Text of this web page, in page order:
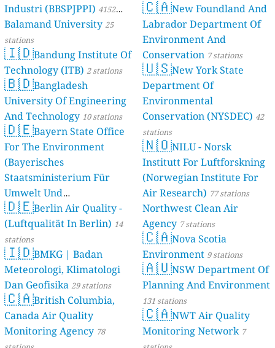
Industri (BBSPJPPI) 4152
stations
Balamand University25
stations
🇮🇩Bandung Institute Of
Technology (ITB) 2 stations
🇧🇩Bangladesh
University Of Engineering
And Technology 10 stations
🇩🇪Bayern State Office
For The Environment
(Bayerisches
Staatsministerium Für
Umwelt Und
Verbraucherschutz) - LfU
46 stations
🇩🇪Berlin Air Quality -
(Luftqualität In Berlin) 14
stations
🇮🇩BMKG | Badan
Meteorologi, Klimatologi
Dan Geofisika 29 stations
🇨🇦British Columbia,
Canada Air Quality
Monitoring Agency 78
🇨🇦New Foundland And
Labrador Department Of
Environment And
Conservation 7 stations
🇺🇸New York State
Department Of
Environmental
Conservation (NYSDEC) 42
stations
🇳🇴NILU - Norsk
Institutt For Luftforskning
(Norwegian Institute For
Air Research) 77 stations
Northwest Clean Air
Agency 7 stations
🇨🇦Nova Scotia
Environment 9 stations
🇦🇺NSW Department Of
Planning And Environment
131 stations
🇨🇦NWT Air Quality
Monitoring Network 7